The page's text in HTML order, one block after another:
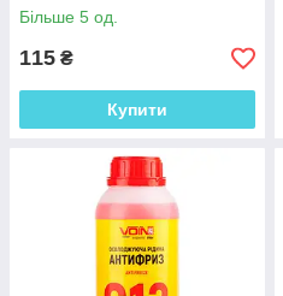
Більше 5 од.
115 ₴
Купити